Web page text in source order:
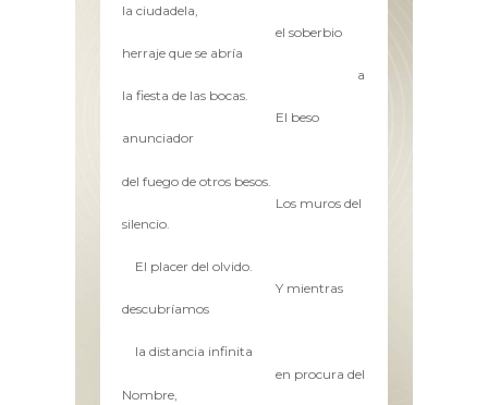
la ciudadela,
el soberbio
herraje que se abría
a
la fiesta de las bocas.
El beso
anunciador
del fuego de otros besos.
Los muros del
silencio.
El placer del olvido.
Y mientras
descubríamos
la distancia infinita
en procura del
Nombre,